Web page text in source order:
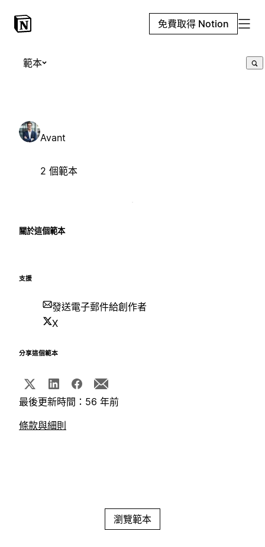
免費取得 Notion
範本
Avant
2 個範本
關於這個範本
支援
發送電子郵件給創作者
X
分享這個範本
最後更新時間：56 年前
條款與細則
瀏覽範本